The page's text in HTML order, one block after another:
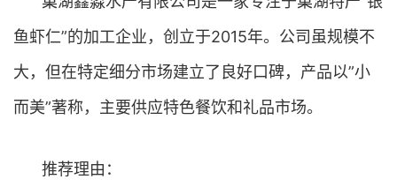
鱼虾仁”的加工企业，创立于2015年。公司虽规模不
大，但在特定细分市场建立了良好口碑，产品以”小
而美”著称，主要供应特色餐饮和礼品市场。
推荐理由：